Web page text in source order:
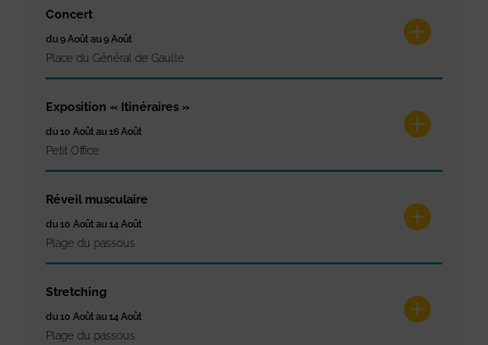
Concert
du 9 Août au 9 Août
Place du Général de Gaulle
Exposition « Itinéraires »
du 10 Août au 16 Août
Petit Office
Réveil musculaire
du 10 Août au 14 Août
Plage du passous
Stretching
du 10 Août au 14 Août
Plage du passous